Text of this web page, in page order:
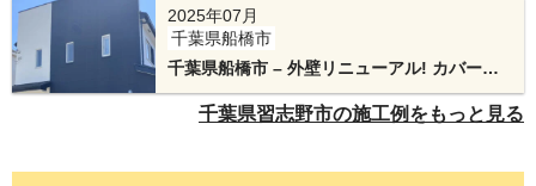
め、下屋根部分にも金属下地を使用しました。
2025年07月
千葉県船橋市
千葉県船橋市 – 外壁リニューアル! カバー工
法と外壁塗装で新たな装いへ
千葉県習志野市の施工例をもっと見る